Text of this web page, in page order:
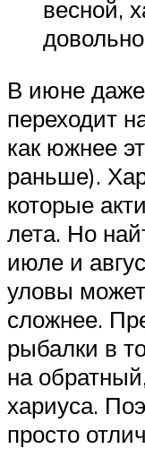
весной,
В июне
переходит
как южнее
раньше).
которые
лета. Но
июле и
уловы
сложнее.
рыбалки в
на
хариуса.
просто